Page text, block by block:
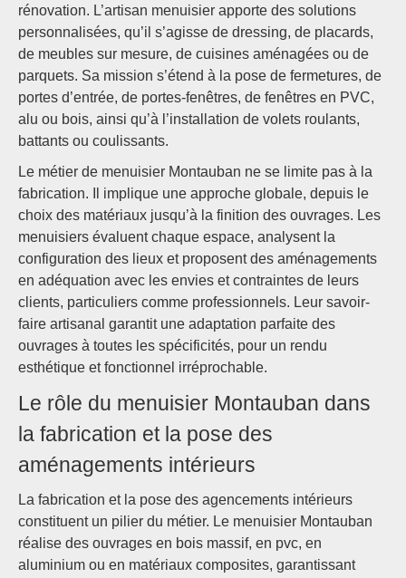
rénovation. L’artisan menuisier apporte des solutions
personnalisées, qu’il s’agisse de dressing, de placards,
de meubles sur mesure, de cuisines aménagées ou de
parquets. Sa mission s’étend à la pose de fermetures, de
portes d’entrée, de portes-fenêtres, de fenêtres en PVC,
alu ou bois, ainsi qu’à l’installation de volets roulants,
battants ou coulissants.
Le métier de menuisier Montauban ne se limite pas à la
fabrication. Il implique une approche globale, depuis le
choix des matériaux jusqu’à la finition des ouvrages. Les
menuisiers évaluent chaque espace, analysent la
configuration des lieux et proposent des aménagements
en adéquation avec les envies et contraintes de leurs
clients, particuliers comme professionnels. Leur savoir-
faire artisanal garantit une adaptation parfaite des
ouvrages à toutes les spécificités, pour un rendu
esthétique et fonctionnel irréprochable.
Le rôle du menuisier Montauban dans
la fabrication et la pose des
aménagements intérieurs
La fabrication et la pose des agencements intérieurs
constituent un pilier du métier. Le menuisier Montauban
réalise des ouvrages en bois massif, en pvc, en
aluminium ou en matériaux composites, garantissant